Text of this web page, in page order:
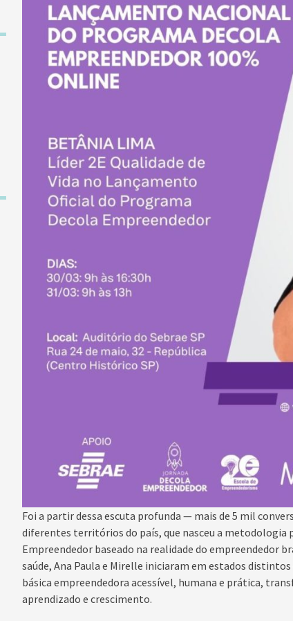
Foi a partir dessa escuta profunda — mais de 5 mil
diferentes territórios do país, que nasceu a metodologia
Empreendedor baseado na realidade do empreendedor
saúde, Ana Paula e Mirelle iniciaram em estados
básica empreendedora acessível, humana e prática,
aprendizado e crescimento.